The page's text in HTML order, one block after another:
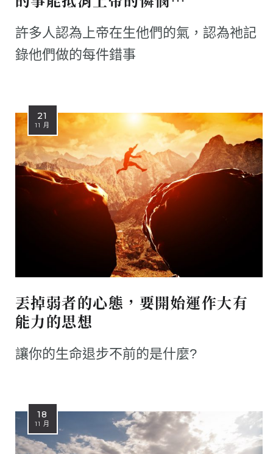
許多人認為上帝在生他們的氣，認為祂記
錄他們做的每件錯事
21
11 月
丟掉弱者的心態，要開始運作大有
能力的思想
讓你的生命退步不前的是什麼?
18
11 月